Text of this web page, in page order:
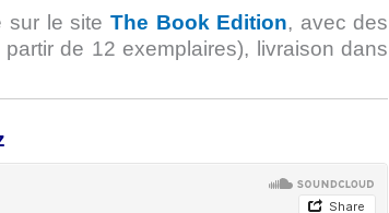
sur le site The Book Edition, avec des
de 12 exemplaires), livraison dans